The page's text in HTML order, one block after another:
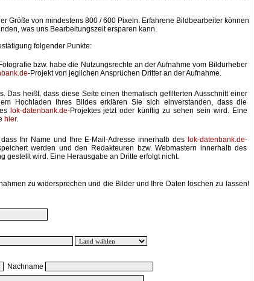
Größe von mindestens 800 / 600 Pixeln. Erfahrene Bildbearbeiter können
was uns Bearbeitungszeit ersparen kann.
folgender Punkte:
bzw. habe die Nutzungsrechte an der Aufnahme vom Bildurheber
-Projekt von jeglichen Ansprüchen Dritter an der Aufnahme.
Das heißt, dass diese Seite einen thematisch gefilterten Ausschnitt einer
Hochladen Ihres Bildes erklären Sie sich einverstanden, dass die
lok-datenbank.de-Projektes jetzt oder künftig zu sehen sein wird. Eine
hier.
Ihr Name und Ihre E-Mail-Adresse innerhalb des lok-datenbank.de-
werden und den Redakteuren bzw. Webmastern innerhalb des
gestellt wird. Eine Herausgabe an Dritte erfolgt nicht.
zu widersprechen und die Bilder und Ihre Daten löschen zu lassen!
Nachname